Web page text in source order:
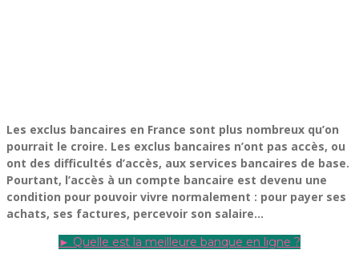
Les exclus bancaires en France sont plus nombreux qu’on
pourrait le croire. Les exclus bancaires n’ont pas accès, ou
ont des difficultés d’accès, aux services bancaires de base.
Pourtant, l’accès à un compte bancaire est devenu une
condition pour pouvoir vivre normalement : pour payer ses
achats, ses factures, percevoir son salaire…
► Quelle est la meilleure banque en ligne ?